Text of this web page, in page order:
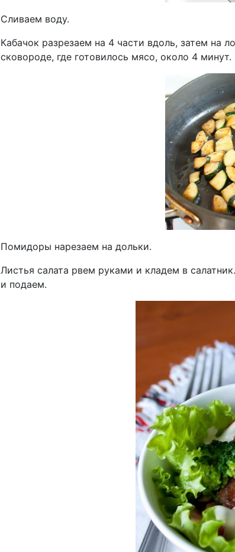
Сливаем воду.
Кабачок разрезаем на 4 части вдоль, затем
сковороде, где готовилось мясо, около 4 минут.
Помидоры нарезаем на дольки.
Листья салата рвем руками и кладем в
и подаем.